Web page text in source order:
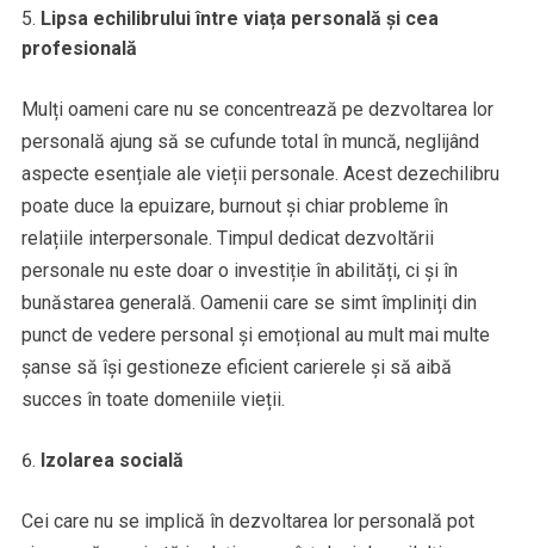
Lipsa echilibrului între viața personală și cea
profesională
Mulți oameni care nu se concentrează pe dezvoltarea lor
personală ajung să se cufunde total în muncă, neglijând
aspecte esențiale ale vieții personale. Acest dezechilibru
poate duce la epuizare, burnout și chiar probleme în
relațiile interpersonale. Timpul dedicat dezvoltării
personale nu este doar o investiție în abilități, ci și în
bunăstarea generală. Oamenii care se simt împliniți din
punct de vedere personal și emoțional au mult mai multe
șanse să își gestioneze eficient carierele și să aibă
succes în toate domeniile vieții.
Izolarea socială
Cei care nu se implică în dezvoltarea lor personală pot